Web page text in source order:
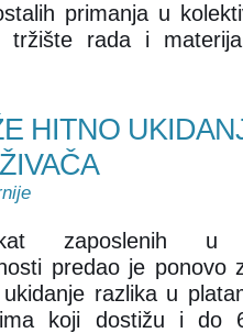
primanja u
tržište rada i
HITNO
zaposlenih u
predao je ponovo
ukidanje razlika u
koji dostižu i do